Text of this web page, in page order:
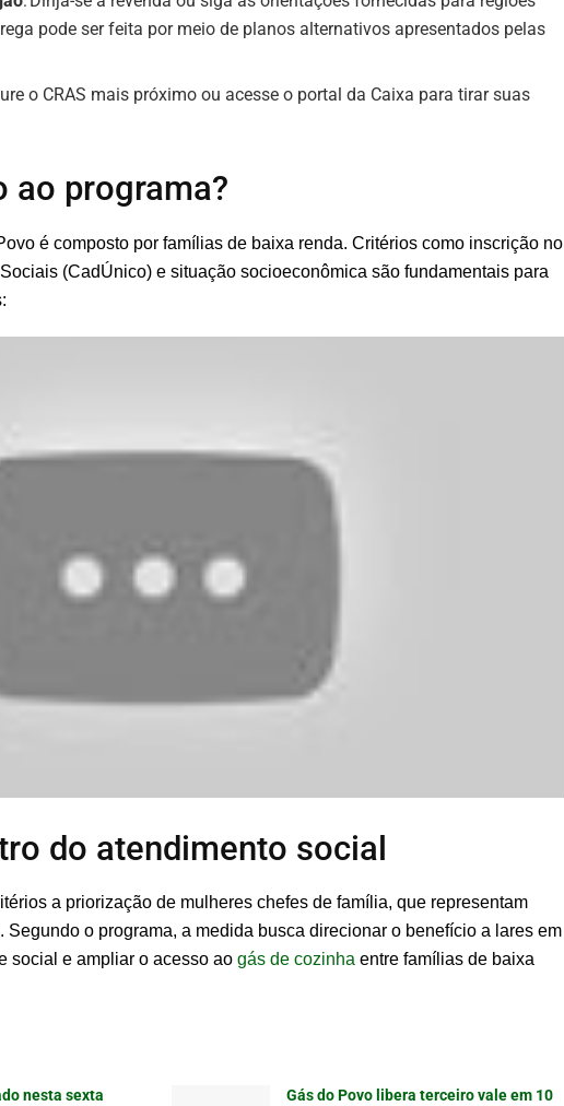
pode ser feita por meio de planos alternativos apresentados pelas
o CRAS mais próximo ou acesse o portal da Caixa para tirar suas
ao programa?
é composto por famílias de baixa renda. Critérios como inscrição no
(CadÚnico) e situação socioeconômica são fundamentais para
do atendimento social
a priorização de mulheres chefes de família, que representam
o programa, a medida busca direcionar o benefício a lares em
social e ampliar o acesso ao gás de cozinha entre famílias de baixa
nesta sexta Gás do Povo libera terceiro vale em 10